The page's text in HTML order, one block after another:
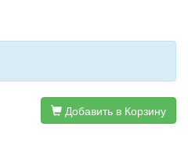
Добавить в Корзину